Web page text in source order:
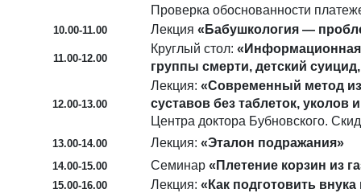
Проверка обоснованности
10.00-11.00 Лекция «Бабушкология —
11.00-12.00
Круглый стол: «Информационная
группы смерти, детский
12.00-13.00
Лекция: «Современный метод
суставов без таблеток, уколов
Центра доктора Бубновского.
13.00-14.00 Лекция: «Эталон подражания»
14.00-15.00 Семинар «Плетение корзин из
15.00-16.00 Лекция: «Как подготовить внука